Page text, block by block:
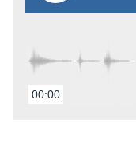
00:00